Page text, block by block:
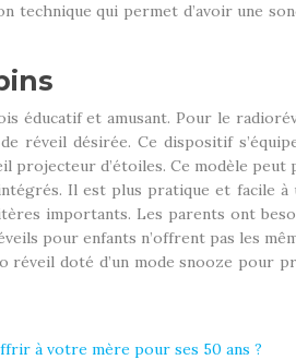
technique qui permet d’avoir une
éducatif et amusant. Pour le
réveil désirée. Ce dispositif
projecteur d’étoiles. Ce modèle
Il est plus pratique et facile
importants. Les parents ont
pour enfants n’offrent pas les
doté d’un mode snooze pour
à votre mère pour ses 50 ans ?